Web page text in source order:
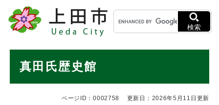
メニューを飛ばして本文へ
キ
ー
ワ
検索
真田氏歴史館
ページID：0002758 更新日：2026年5月11日更新